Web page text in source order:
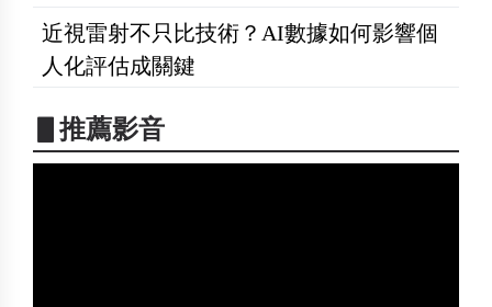
近視雷射不只比技術？AI數據如何影響個
人化評估成關鍵
▋推薦影音